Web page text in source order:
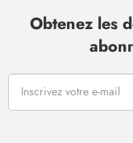
Obtenez les